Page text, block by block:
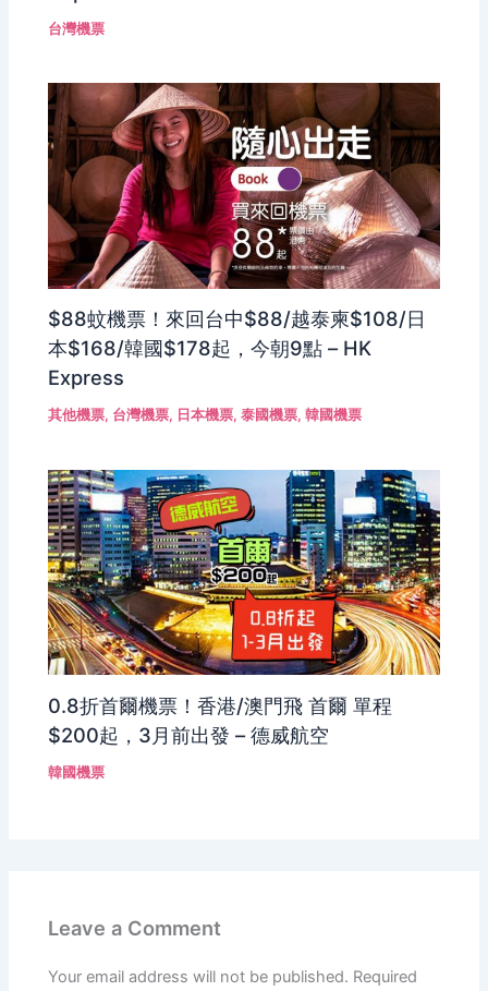
台灣機票
$88蚊機票！來回台中$88/越泰柬$108/日
本$168/韓國$178起，今朝9點 – HK
Express
其他機票, 台灣機票, 日本機票,泰國機票,韓國機票
0.8折首爾機票！香港/澳門飛 首爾 單程
$200起，3月前出發 – 德威航空
韓國機票
Leave a Comment
Your email address will not be published. Required